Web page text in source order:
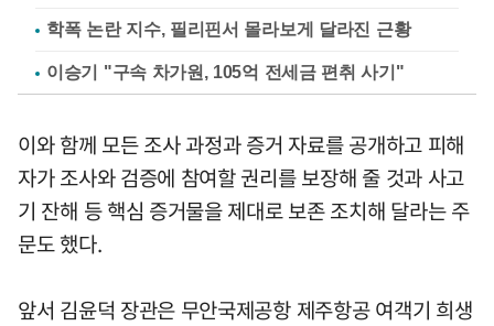
학폭 논란 지수, 필리핀서 몰라보게 달라진 근황
이승기 "구속 차가원, 105억 전세금 편취 사기"
이와 함께 모든 조사 과정과 증거 자료를 공개하고 피해
자가 조사와 검증에 참여할 권리를 보장해 줄 것과 사고
기 잔해 등 핵심 증거물을 제대로 보존 조치해 달라는 주
문도 했다.
앞서 김윤덕 장관은 무안국제공항 제주항공 여객기 희생